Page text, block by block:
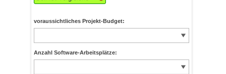
voraussichtliches Projekt-Budget:
Anzahl Software-Arbeitsplätze: